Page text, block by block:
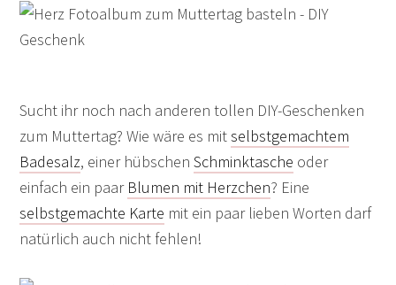
Sucht ihr noch nach anderen tollen DIY-Geschenken
zum Muttertag? Wie wäre es mitselbstgemachtem
Badesalz, einer hübschenSchminktasche oder
einfach ein paar Blumen mit Herzchen? Eine
selbstgemachte Karte mit ein paar lieben Worten darf
natürlich auch nicht fehlen!